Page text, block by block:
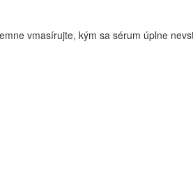
vmasírujte, kým sa sérum úplne